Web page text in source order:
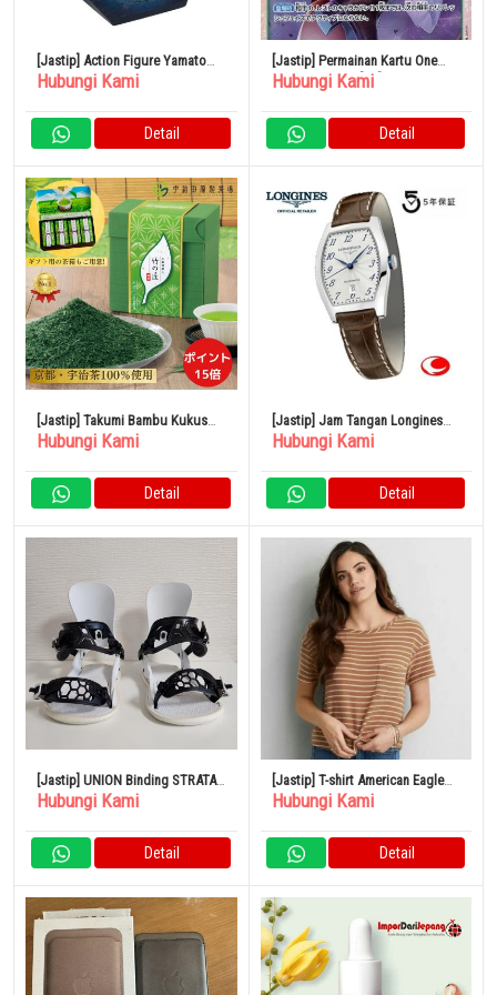
[Jastip] Action Figure Yamato
‘One Piece’
Hubungi Kami
Detail
[Jastip] Permainan Kartu One
Piece OP07-026[SR]: Jewelry
Hubungi Kami
Detail
[Jastip] Takumi Bambu Kukus
250g x 4 Bungkus Teh Kyoto
Hubungi Kami
Detail
[Jastip] Jam Tangan Longines
Evidenza Pemutar Otomatis
Hubungi Kami
Detail
[Jastip] UNION Binding STRATA
23-24 M Putih
Hubungi Kami
Detail
[Jastip] T-shirt American Eagle
Border
Hubungi Kami
Detail